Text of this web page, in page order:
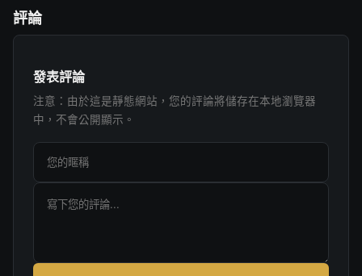
評論
發表評論
注意：由於這是靜態網站，您的評論將儲存在本地瀏覽器
中，不會公開顯示。